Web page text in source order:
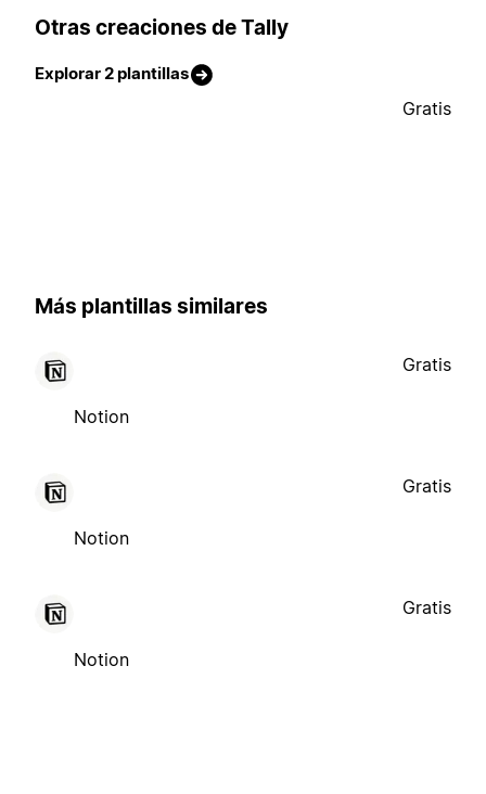
Otras creaciones de Tally
Explorar 2 plantillas
Gratis
Más plantillas similares
Notion
Gratis
Notion
Gratis
Notion
Gratis